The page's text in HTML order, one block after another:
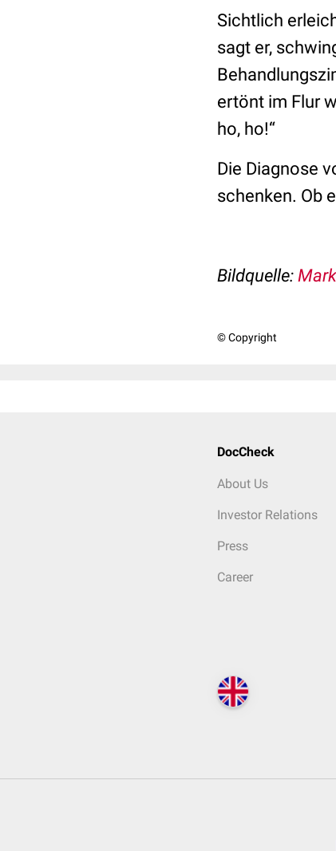
Sichtlich
sagt er,
ertönt im Flur
ho, ho!“
Die Diagnose
schenken. Ob
Bildquelle:
© Copyright
DocCheck
About Us
Investor Relations
Press
Career